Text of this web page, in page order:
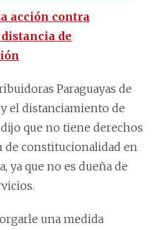
acción contra
de
Paraguayas de
el distanciamiento de
que no tiene derechos
de constitucionalidad en
ya que no es dueña de
una medida